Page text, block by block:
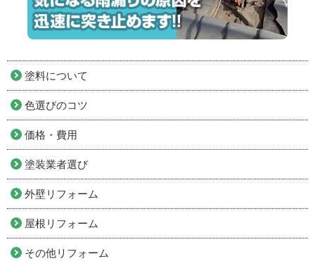
塗料について
色選びのコツ
価格・費用
塗装業者選び
外壁リフォーム
屋根リフォーム
その他リフォーム